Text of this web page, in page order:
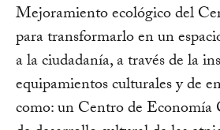
Mejoramiento ecológico del
para transformarlo en un
a la ciudadanía, a través de la
equipamientos culturales y de
como: un Centro de Economía